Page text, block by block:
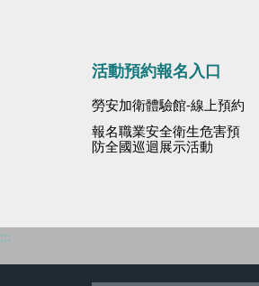
活動預約報名入口
勞安加衛體驗館-線上預約
報名職業安全衛生危害預
防全國巡迴展示活動
:::